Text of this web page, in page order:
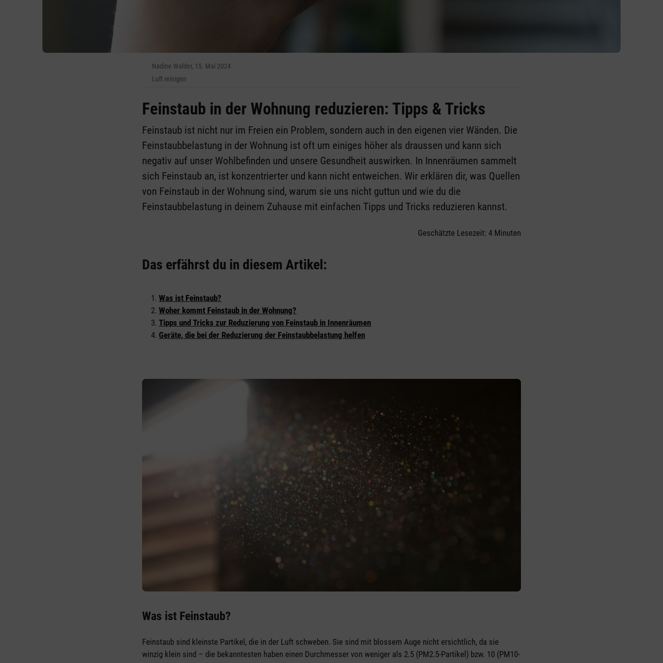
Nadine Walder, 15. Mai 2024
Luft reinigen
Feinstaub in der Wohnung reduzieren: Tipps & Tricks
Feinstaub ist nicht nur im Freien ein Problem, sondern auch in den eigenen vier Wänden. Die
Feinstaubbelastung in der Wohnung ist oft um einiges höher als draussen und kann sich
negativ auf unser Wohlbefinden und unsere Gesundheit auswirken. In Innenräumen sammelt
sich Feinstaub an, ist konzentrierter und kann nicht entweichen. Wir erklären dir, was Quellen
von Feinstaub in der Wohnung sind, warum sie uns nicht guttun und wie du die
Feinstaubbelastung in deinem Zuhause mit einfachen Tipps und Tricks reduzieren kannst.
Geschätzte Lesezeit: 4 Minuten
Das erfährst du in diesem Artikel:
Was ist Feinstaub?
Woher kommt Feinstaub in der Wohnung?
Tipps und Tricks zur Reduzierung von Feinstaub in Innenräumen
Geräte, die bei der Reduzierung der Feinstaubbelastung helfen
Was ist Feinstaub?
Feinstaub sind kleinste Partikel, die in der Luft schweben. Sie sind mit blossem Auge nicht ersichtlich, da sie
winzig klein sind – die bekanntesten haben einen Durchmesser von weniger als 2.5 (PM2.5-Partikel) bzw. 10 (PM10-